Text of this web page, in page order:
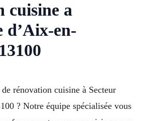
cuisine a
d’Aix-en-
rénovation cuisine à Secteur
? Notre équipe spécialisée vous